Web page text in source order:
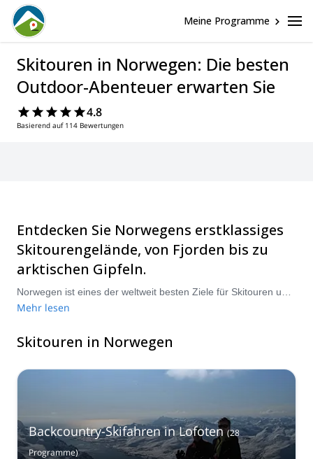
Meine Programme
Skitouren in Norwegen: Die besten
Outdoor-Abenteuer erwarten Sie
4.8
Basierend auf 114 Bewertungen
Entdecken Sie Norwegens erstklassiges
Skitourengelände, von Fjorden bis zu
arktischen Gipfeln.
Mehr lesen
Skitouren in Norwegen
Backcountry-Skifahren in Lofoten (28
Programme)